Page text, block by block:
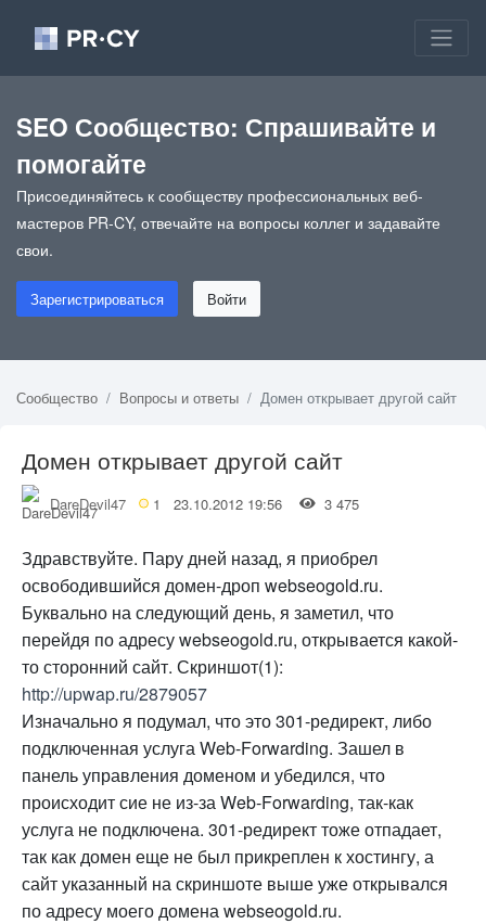
SEO Сообщество: Спрашивайте и
помогайте
Присоединяйтесь к сообществу профессиональных веб-
мастеров PR-CY, отвечайте на вопросы коллег и задавайте
свои.
Зарегистрироваться Войти
Сообщество Вопросы и ответы Домен открывает другой сайт
Домен открывает другой сайт
DareDevil47 1 23.10.2012 19:56 3 475
Здравствуйте. Пару дней назад, я приобрел
освободившийся домен-дроп webseogold.ru.
Буквально на следующий день, я заметил, что
перейдя по адресу webseogold.ru, открывается какой-
то сторонний сайт. Скриншот(1):
http://upwap.ru/2879057
Изначально я подумал, что это 301-редирект, либо
подключенная услуга Web-Forwarding. Зашел в
панель управления доменом и убедился, что
происходит сие не из-за Web-Forwarding, так-как
услуга не подключена. 301-редирект тоже отпадает,
так как домен еще не был прикреплен к хостингу, а
сайт указанный на скриншоте выше уже открывался
по адресу моего домена webseogold.ru.